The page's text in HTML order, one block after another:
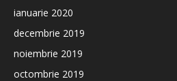
ianuarie 2020
decembrie 2019
noiembrie 2019
octombrie 2019